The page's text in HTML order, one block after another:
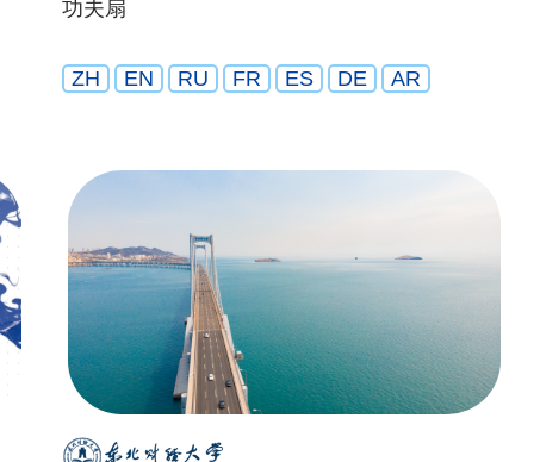
功夫扇
ZH EN RU FR ES DE AR